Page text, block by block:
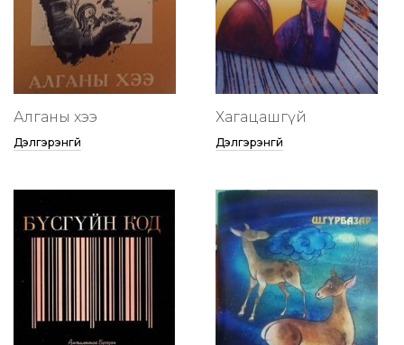
Алганы хээ
Дэлгэрэнгүй
Хагацашгүй
Дэлгэрэнгүй